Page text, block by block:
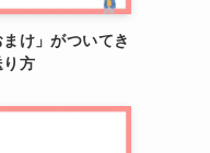
け」がついてき
り方